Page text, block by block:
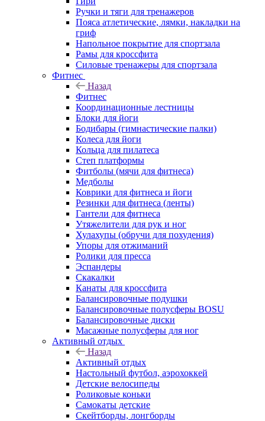
Ручки и тяги для тренажеров
Пояса атлетические, лямки, накладки на
гриф
Напольное покрытие для спортзала
Рамы для кроссфита
Силовые тренажеры для спортзала
Фитнес
Назад
Фитнес
Координационные лестницы
Блоки для йоги
Бодибары (гимнастические палки)
Колеса для йоги
Кольца для пилатеса
Степ платформы
Фитболы (мячи для фитнеса)
Медболы
Коврики для фитнеса и йоги
Резинки для фитнеса (ленты)
Гантели для фитнеса
Утяжелители для рук и ног
Хулахупы (обручи для похудения)
Упоры для отжиманий
Ролики для пресса
Эспандеры
Скакалки
Канаты для кроссфита
Балансировочные подушки
Балансировочные полусферы BOSU
Балансировочные диски
Масажные полусферы для ног
Активный отдых
Назад
Активный отдых
Настольный футбол, аэрохоккей
Детские велосипеды
Роликовые коньки
Самокаты детские
Скейтборды, лонгборды